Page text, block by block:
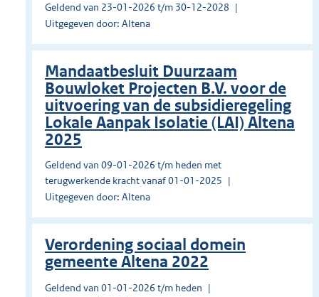
Geldend van 23-01-2026 t/m 30-12-2028
Uitgegeven door: Altena
Mandaatbesluit Duurzaam
Bouwloket Projecten B.V. voor de
uitvoering van de subsidieregeling
Lokale Aanpak Isolatie (LAI) Altena
2025
Geldend van 09-01-2026 t/m heden met
terugwerkende kracht vanaf 01-01-2025
Uitgegeven door: Altena
Verordening sociaal domein
gemeente Altena 2022
Geldend van 01-01-2026 t/m heden